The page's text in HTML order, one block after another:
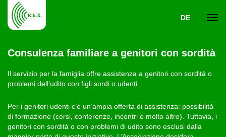
DE
Consulenza familiare a genitori con sordità
Il servizio per la famiglia offre assistenza a genitori con sordità o
problemi dell’udito con figli sordi o udenti.
Per i genitori udenti c’è un’ampia offerta di assistenza: possibilità
di formazione (corsi, conferenze, incontri e molto altro). Tuttavia, i
genitori con sordità o con problemi di udito sono esclusi dalla